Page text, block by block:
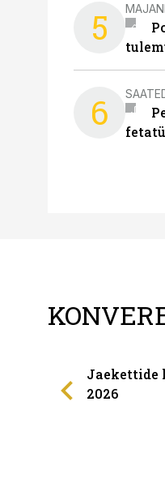
5
6
Jaekettide
2026